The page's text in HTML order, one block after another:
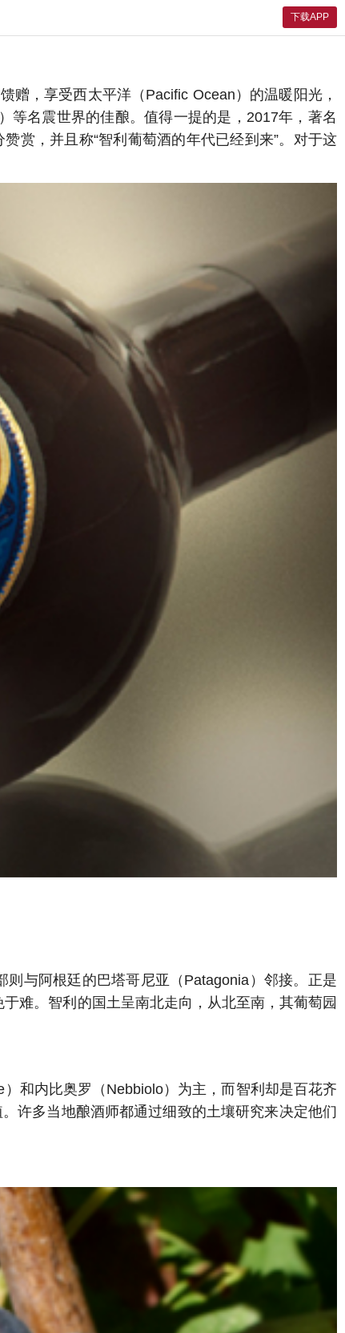
下载APP
赠，享受西太平洋（Pacific Ocean）的温暖阳光，
等名震世界的佳酿。值得一提的是，2017年，著名
赏，并且称“智利葡萄酒的年代已经到来”。对于这
与阿根廷的巴塔哥尼亚（Patagonia）邻接。正是
难。智利的国土呈南北走向，从北至南，其葡萄园
和内比奥罗（Nebbiolo）为主，而智利却是百花齐
许多当地酿酒师都通过细致的土壤研究来决定他们